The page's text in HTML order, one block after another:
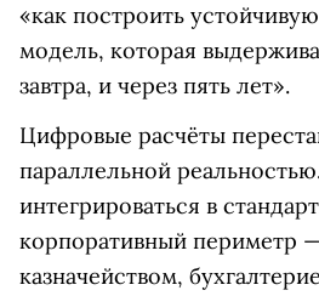
«как построить
модель, которая
завтра, и через пять лет».
Цифровые расчёты
параллельной
интегрироваться в
корпоративный периметр
казначейством,